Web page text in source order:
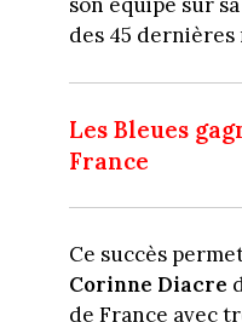
des 45 dernières
Les Bleues
France
Ce succès
Corinne Diacre
de France avec